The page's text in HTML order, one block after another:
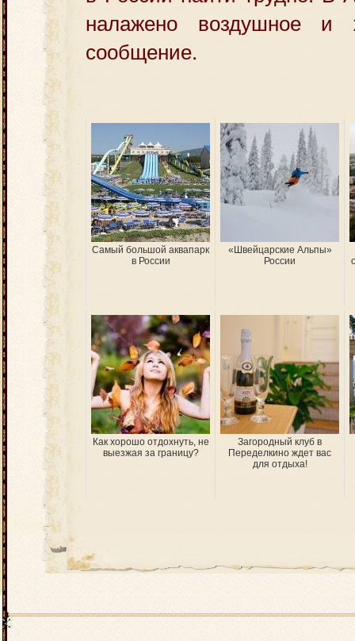
налажено воздушное и
сообщение.
Самый большой аквапарк
в России
«Швейцарские Альпы»
России
Как хорошо отдохнуть, не
выезжая за границу?
Загородный клуб в
Переделкино ждет вас
для отдыха!